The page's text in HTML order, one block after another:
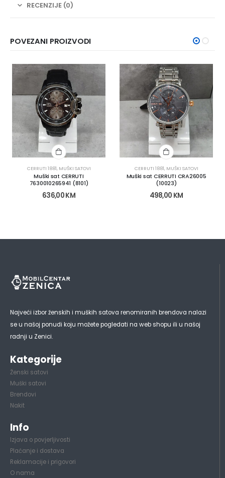
RECENZIJE (0)
POVEZANI PROIZVODI
CERRUTI 1881, MUŠKI SATOVI
Muški sat CERRUTI
7630010265941 (8101)
636,00KM
CERRUTI 1881, MUŠKI SATOVI
Muški sat CERRUTI CRA26005
(10023)
498,00 KM
Najveći izbor ženskih i muških satova renomiranih brendova nalazi
se u našoj ponudi koju možete pogledati na web shopu ili u našoj
radnji u Zenici.
Kategorije
Ženski satovi
Muški satovi
Brendovi
Nakit
Info
Izjava o povjerljivosti
Plaćanje i dostava
Reklamacije i prigovori
O nama